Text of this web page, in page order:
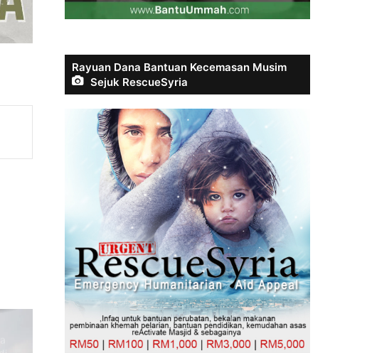
Rayuan Dana Bantuan Kecemasan Musim
Sejuk RescueSyria